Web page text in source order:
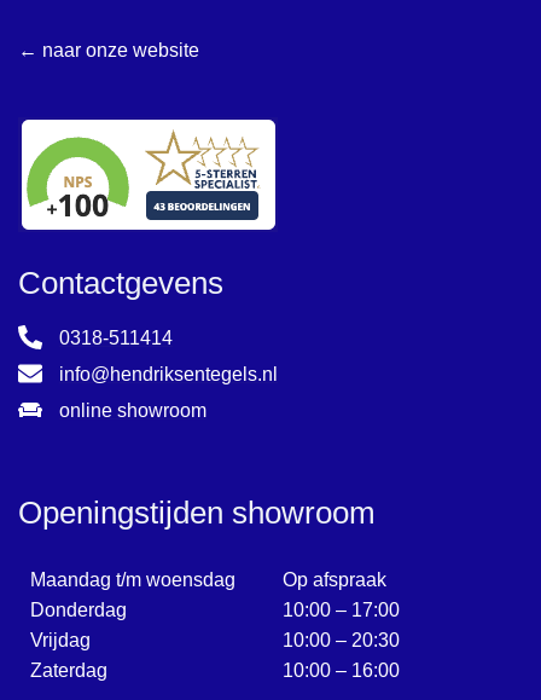
← naar onze website
Contactgevens
0318-511414
info@hendriksentegels.nl
online showroom
Openingstijden showroom
Maandag t/m woensdag
Donderdag
Vrijdag
Zaterdag
Op afspraak
10:00 – 17:00
10:00 – 20:30
10:00 – 16:00